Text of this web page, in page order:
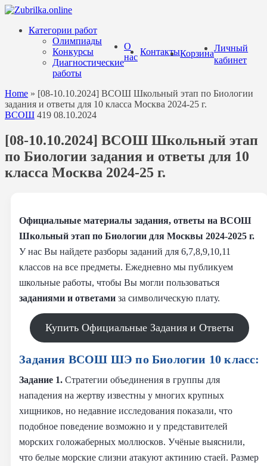
Перейти
содержанию
Категории работ
Олимпиады
Конкурсы
Диагностические
работы
О
нас
КонтактыКорзина
Личный
кабинет
Home » [08-10.10.2024] ВСОШ Школьный этап по Биологии
задания и ответы для 10 класса Москва 2024-25 г.
ВСОШ 419 08.10.2024
[08-10.10.2024] ВСОШ Школьный этап
по Биологии задания и ответы для 10
класса Москва 2024-25 г.
Официальные материалы задания, ответы на ВСОШ
Школьный этап по Биологии для Москвы 2024-2025 г.
У нас Вы найдете разборы заданий для 6,7,8,9,10,11
классов на все предметы. Ежедневно мы публикуем
школьные работы, чтобы Вы могли пользоваться
заданиями и ответами за символическую плату.
Купить Официальные Задания и Ответы
Задания ВСОШ ШЭ по Биологии 10 класс:
Задание 1. Стратегии объединения в группы для
нападения на жертву известны у многих крупных
хищников, но недавние исследования показали, что
подобное поведение возможно и у представителей
морских голожаберных моллюсков. Учёные выяснили,
что белые морские слизни атакуют актинию стаей. Размер